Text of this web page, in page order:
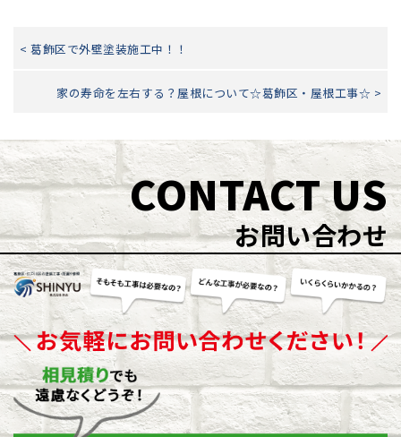
< 葛飾区で外壁塗装施工中！！
家の寿命を左右する？屋根について☆葛飾区・屋根工事☆ >
CONTACT US
お問い合わせ